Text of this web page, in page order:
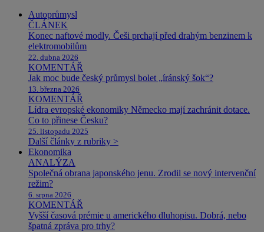
Autoprůmysl
ČLÁNEK
Konec naftové modly. Češi prchají před drahým benzinem k
elektromobilům
22. dubna 2026
KOMENTÁŘ
Jak moc bude český průmysl bolet „íránský šok“?
13. března 2026
KOMENTÁŘ
Lídra evropské ekonomiky Německo mají zachránit dotace.
Co to přinese Česku?
25. listopadu 2025
Další články z rubriky >
Ekonomika
ANALÝZA
Společná obrana japonského jenu. Zrodil se nový intervenční
režim?
6. srpna 2026
KOMENTÁŘ
Vyšší časová prémie u amerického dluhopisu. Dobrá, nebo
špatná zpráva pro trhy?